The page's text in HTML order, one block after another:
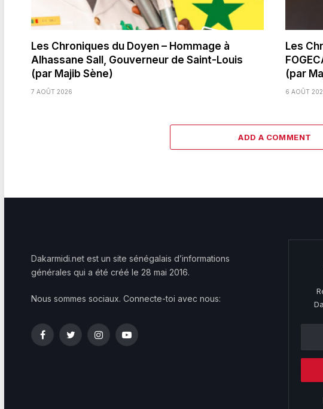
Les Chroniques du Doyen – Hommage à
Alhassane Sall, Gouverneur de Saint-Louis
(par Majib Sène)
7 AOÛT 2026
Les
(par
6 AOÛT
ADD A COMMENT
Dakarmidi.net est un site sénégalais d’informations
générales qui a été créé le 28 mai 2016.
Nous sommes sociaux. Connecte-toi avec nous:
FacebookTwitterInstagramYouTube